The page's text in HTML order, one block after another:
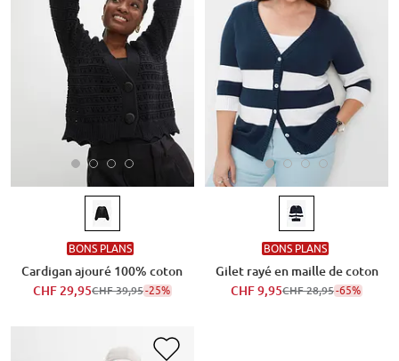
BONS PLANS
Cardigan ajouré 100% coton
CHF 29,95CHF 39,95-25%
BONS PLANS
Gilet rayé en maille de coton
CHF 9,95CHF 28,95-65%